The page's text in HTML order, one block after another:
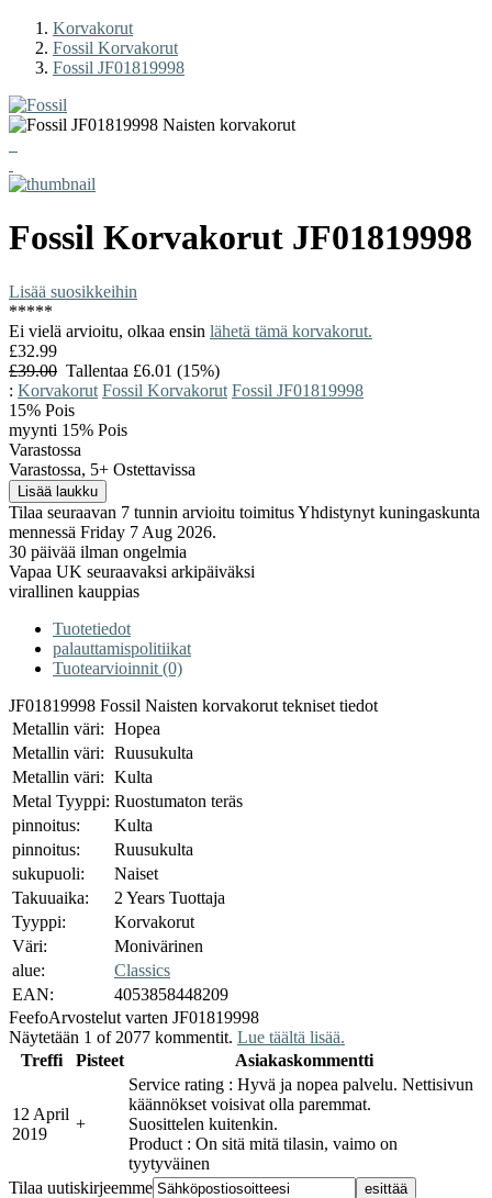
Korvakorut
Fossil Korvakorut
Fossil JF01819998
Fossil Korvakorut JF01819998
Lisää suosikkeihin
*****
Ei vielä arvioitu, olkaa ensin lähetä tämä korvakorut.
£32.99
£39.00 Tallentaa £6.01 (15%)
: Korvakorut Fossil Korvakorut Fossil JF01819998
15% Pois
myynti 15% Pois
Varastossa
Varastossa, 5+ Ostettavissa
Tilaa seuraavan 7 tunnin arvioitu toimitus Yhdistynyt kuningaskunta
mennessä Friday 7 Aug 2026.
30 päivää ilman ongelmia
Vapaa UK seuraavaksi arkipäiväksi
virallinen kauppias
Tuotetiedot
palauttamispolitiikat
Tuotearvioinnit (0)
JF01819998 Fossil Naisten korvakorut tekniset tiedot
Metallin väri: Hopea
Metallin väri: Ruusukulta
Metallin väri: Kulta
Metal Tyyppi: Ruostumaton teräs
pinnoitus:
Kulta
pinnoitus:
Ruusukulta
sukupuoli:
Naiset
Takuuaika:
2 Years Tuottaja
Tyyppi:
Korvakorut
Väri:
Monivärinen
alue:
Classics
EAN:
4053858448209
FeefoArvostelut varten JF01819998
Näytetään 1 of 2077 kommentit. Lue täältä lisää.
Treffi
Pisteet Asiakaskommentti
12 April
2019
+
Service rating : Hyvä ja nopea palvelu. Nettisivun
käännökset voisivat olla paremmat.
Suosittelen kuitenkin.
Product : On sitä mitä tilasin, vaimo on
tyytyväinen
Tilaa uutiskirjeemme